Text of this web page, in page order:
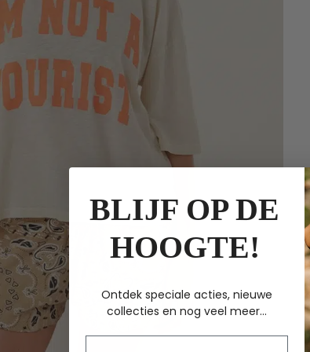
BLIJF OP DE
HOOGTE!
Ontdek speciale acties, nieuwe
collecties en nog veel meer...